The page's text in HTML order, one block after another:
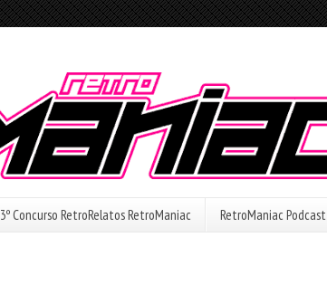
3º Concurso RetroRelatos RetroManiac RetroManiac Podcast